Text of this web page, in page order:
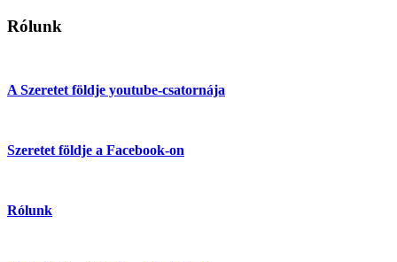
Rólunk
A Szeretet földje youtube-csatornája
Szeretet földje a Facebook-on
Rólunk